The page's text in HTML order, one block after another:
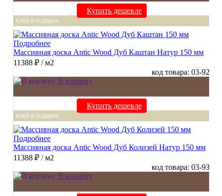
Купить дешевле
Клей в подарок
Подробнее
Массивная доска Antic Wood Дуб Каштан Натур 150 мм
11388 ₽ / м2
код товара: 03-92
В корзину
Купить дешевле
Клей в подарок
Подробнее
Массивная доска Antic Wood Дуб Колизей Натур 150 мм
11388 ₽ / м2
код товара: 03-93
В корзину